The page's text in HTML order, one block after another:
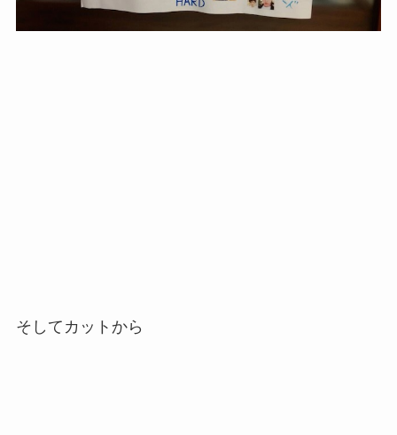
そしてカットから